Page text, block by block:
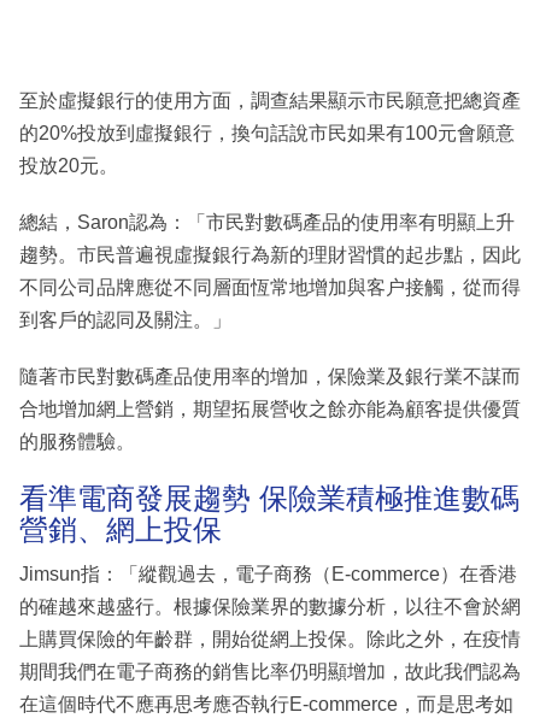
至於虛擬銀行的使用方面，調查結果顯示市民願意把總資產
的20%投放到虛擬銀行，換句話說市民如果有100元會願意
投放20元。
總結，Saron認為：「市民對數碼產品的使用率有明顯上升
趨勢。市民普遍視虛擬銀行為新的理財習慣的起步點，因此
不同公司品牌應從不同層面恆常地增加與客户接觸，從而得
到客戶的認同及關注。」
隨著市民對數碼產品使用率的增加，保險業及銀行業不謀而
合地增加網上營銷，期望拓展營收之餘亦能為顧客提供優質
的服務體驗。
看準電商發展趨勢 保險業積極推進數碼
營銷、網上投保
Jimsun指：「縱觀過去，電子商務（E-commerce）在香港
的確越來越盛行。根據保險業界的數據分析，以往不會於網
上購買保險的年齡群，開始從網上投保。除此之外，在疫情
期間我們在電子商務的銷售比率仍明顯增加，故此我們認為
在這個時代不應再思考應否執行E-commerce，而是思考如